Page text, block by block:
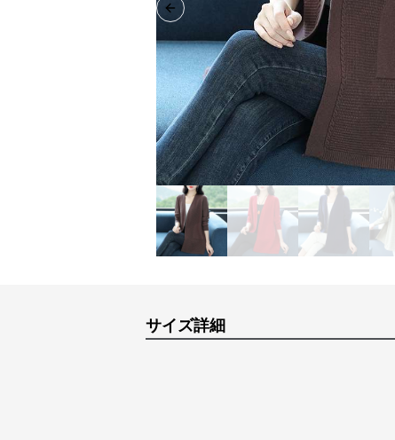
Previous slide
サイズ詳細